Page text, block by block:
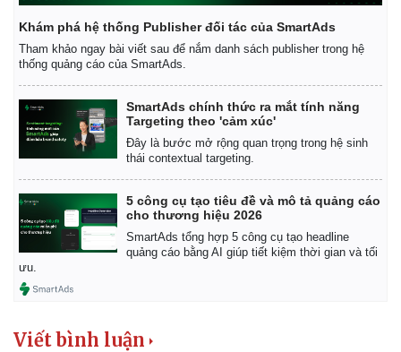
Khám phá hệ thống Publisher đối tác của SmartAds
Tham khảo ngay bài viết sau để nắm danh sách publisher trong hệ
thống quảng cáo của SmartAds.
SmartAds chính thức ra mắt tính năng
Targeting theo 'cảm xúc'
Đây là bước mở rộng quan trọng trong hệ sinh
thái contextual targeting.
5 công cụ tạo tiêu đề và mô tả quảng cáo
cho thương hiệu 2026
SmartAds tổng hợp 5 công cụ tạo headline
quảng cáo bằng AI giúp tiết kiệm thời gian và tối
ưu.
Viết bình luận